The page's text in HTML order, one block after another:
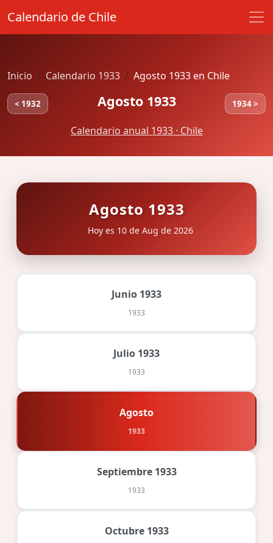
Calendario de Chile
Inicio Calendario 1933 Agosto 1933 en Chile
< 1932 Agosto 1933 1934 >
Calendario anual 1933 · Chile
Agosto 1933
Hoy es 10 de Aug de 2026
Junio 1933
1933
Julio 1933
1933
Agosto
1933
Septiembre 1933
1933
Octubre 1933